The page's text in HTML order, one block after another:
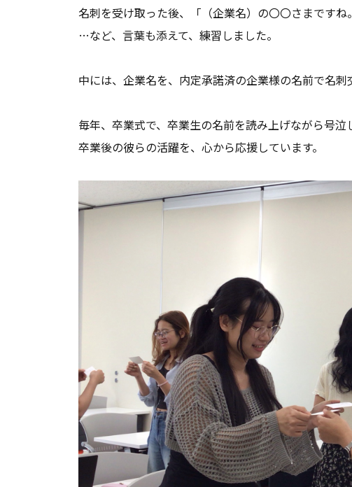
名刺を受け取った後、「（企業名）の〇〇さまですね
…など、言葉も添えて、練習しました。
中には、企業名を、内定承諾済の企業様の名前で名
毎年、卒業式で、卒業生の名前を読み上げながら号泣
卒業後の彼らの活躍を、心から応援しています。